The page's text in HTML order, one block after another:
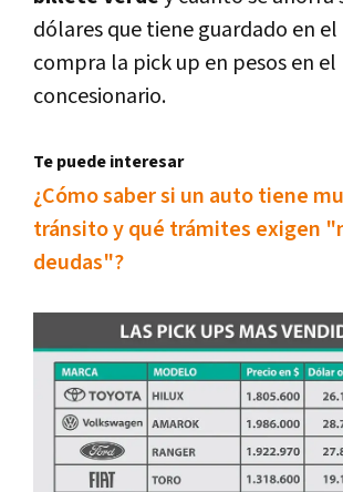
dólares que tiene guardado en
compra la pick up en pesos en el
concesionario.
Te puede interesar
¿Cómo saber si un auto tiene
tránsito y qué trámites exigen
deudas"?